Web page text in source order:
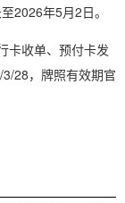
2026年5月2日。
卡收单、预付卡发
28，牌照有效期官